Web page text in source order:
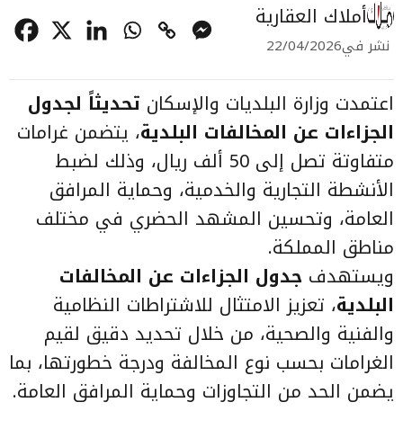
أملاك العقارية
نشر في22/04/2026
اعتمدت وزارة البلديات والإسكان تحديثاً لجدول
الجزاءات عن المخالفات البلدية، يتضمن غرامات
متفاوتة تصل إلى 50 ألف ريال، وذلك لضبط
الأنشطة التجارية والخدمية، وحماية المرافق
العامة، وتحسين المشهد الحضري في مختلف
مناطق المملكة.
ويستهدف جدول الجزاءات عن المخالفات
البلدية، تعزيز الامتثال للاشتراطات النظامية
والفنية والصحية، من خلال تحديد دقيق لقيم
الغرامات بحسب نوع المخالفة ودرجة خطورتها، بما
يضمن الحد من التجاوزات وحماية المرافق العامة.